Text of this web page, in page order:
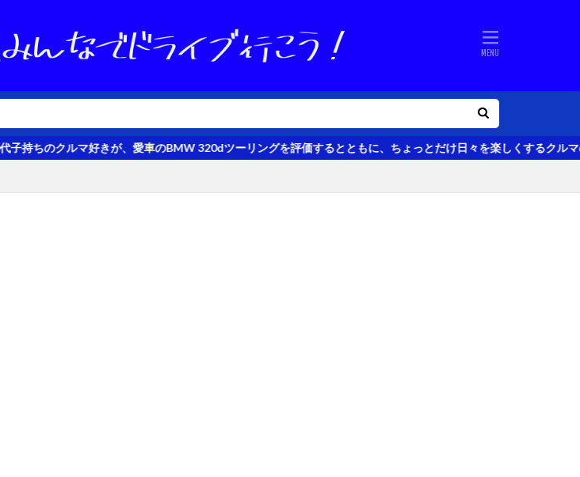
きが、愛車のBMW 320dツーリングを評価するとともに、ちょっとだけ日々を楽しくするクルマのある生活の話題